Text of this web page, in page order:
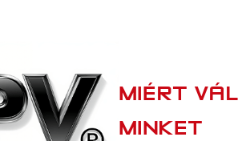
MIÉRT
MINKET